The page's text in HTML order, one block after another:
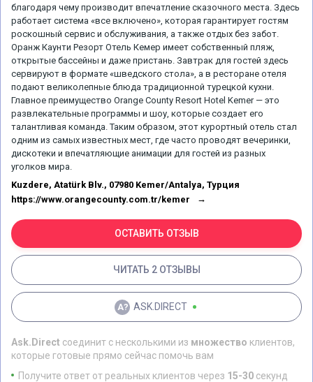
благодаря чему производит впечатление сказочного места. Здесь
работает система «все включено», которая гарантирует гостям
роскошный сервис и обслуживания, а также отдых без забот.
Оранж Каунти Резорт Отель Кемер имеет собственный пляж,
открытые бассейны и даже пристань. Завтрак для гостей здесь
сервируют в формате «шведского стола», а в ресторане отеля
подают великолепные блюда традиционной турецкой кухни.
Главное преимущество Orange County Resort Hotel Kemer — это
развлекательные программы и шоу, которые создает его
талантливая команда. Таким образом, этот курортный отель стал
одним из самых известных мест, где часто проводят вечеринки,
дискотеки и впечатляющие анимации для гостей из разных
уголков мира.
Kuzdere, Atatürk Blv., 07980 Kemer/Antalya, Турция
https://www.orangecounty.com.tr/kemer
ОСТАВИТЬ ОТЗЫВ
ЧИТАТЬ 2 ОТЗЫВЫ
ASK.DIRECT
Ask.Direct соединит с несколькими из множество клиентов,
которые готовые прямо сейчас помочь вам
Получите ответ от реальных клиентов через 15-30 секунд